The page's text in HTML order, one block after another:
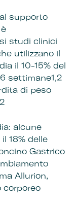
supporto
studi clinici
utilizzano il
il 10-15% del
settimane1,2
di peso
alcune
18% delle
Gastrico
Allurion,
corporeo